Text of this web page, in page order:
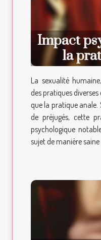
Impact
la
La sexualité
des pratiques
que la pratique
de préjugés, cette
psychologique
sujet de manière saine